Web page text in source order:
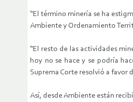
“El término minería se ha
Ambiente y Ordenamiento
“El resto de las actividades
hoy no se hace y se podría
Suprema Corte resolvió a favor
Así, desde Ambiente están